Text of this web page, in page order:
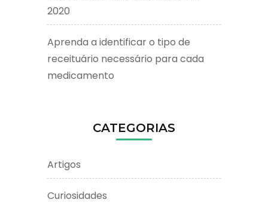
2020
Aprenda a identificar o tipo de
receituário necessário para cada
medicamento
CATEGORIAS
Artigos
Curiosidades